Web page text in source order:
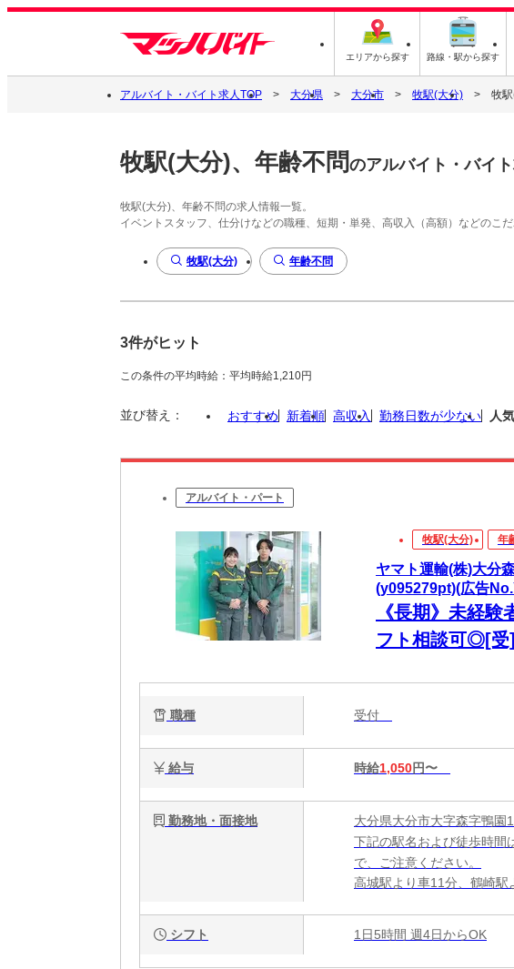
エリアから探す 路線・駅から探す
アルバイト・バイト求人TOP 大分県 大分市 牧駅(大分) 牧
牧駅(大分)、年齢不問のアルバイト・バイ
牧駅(大分)、年齢不問の求人情報一覧。
イベントスタッフ、仕分けなどの職種、短期・単発、高収入（高額）などのこ
牧駅(大分) 年齢不問
3件がヒット
この条件の平均時給：平均時給1,210円
並び替え： おすすめ 新着順 高収入 勤務日数が少ない 人
アルバイト・パート
牧駅(大分) 年
ヤマト運輸(株)大分
(y095279pt)(広告
《長期》未経
フト相談可◎[受]
職種 受付
給与 時給1,050円〜
勤務地・面接地
大分県大分市大字森字鴨
下記の駅名および徒歩時間
で、ご注意ください。
高城駅より車11分、鶴崎
シフト 1日5時間 週4日からOK